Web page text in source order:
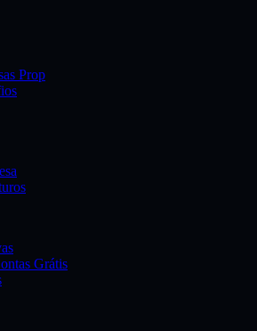
Prop
Grátis